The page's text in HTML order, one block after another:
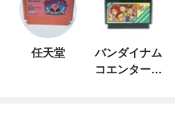
任天堂
バンダイナム
コエンターテ